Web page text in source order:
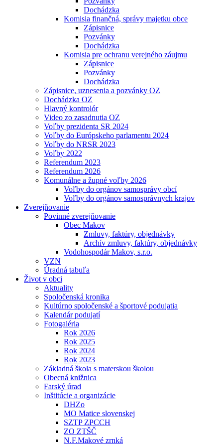
Dochádzka
Komisia finančná, správy majetku obce
Zápisnice
Pozvánky
Dochádzka
Komisia pre ochranu verejného záujmu
Zápisnice
Pozvánky
Dochádzka
Zápisnice, uznesenia a pozvánky OZ
Dochádzka OZ
Hlavný kontrolór
Video zo zasadnutia OZ
Voľby prezidenta SR 2024
Voľby do Európskeho parlamentu 2024
Voľby do NRSR 2023
Voľby 2022
Referendum 2023
Referendum 2026
Komunálne a župné voľby 2026
Voľby do orgánov samosprávy obcí
Voľby do orgánov samosprávnych krajov
Zverejňovanie
Povinné zverejňovanie
Obec Makov
Zmluvy, faktúry, objednávky
Archív zmluvy, faktúry, objednávky
Vodohospodár Makov, s.r.o.
VZN
Úradná tabuľa
Život v obci
Aktuality
Spoločenská kronika
Kultúrno spoločenské a športové podujatia
Kalendár podujatí
Fotogaléria
Rok 2026
Rok 2025
Rok 2024
Rok 2023
Základná škola s materskou školou
Obecná knižnica
Farský úrad
Inštitúcie a organizácie
DHZo
MO Matice slovenskej
SZTP ZPCCH
ZO ZTŠČ
N.F.Makové zrnká